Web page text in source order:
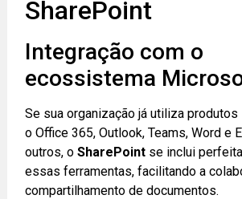
SharePoint
Integração com o
ecossistema
Se sua organização já utiliza
o Office 365, Outlook, Teams, Word e
outros, oSharePoint se inclui
essas ferramentas, facilitando a
compartilhamento de documentos.